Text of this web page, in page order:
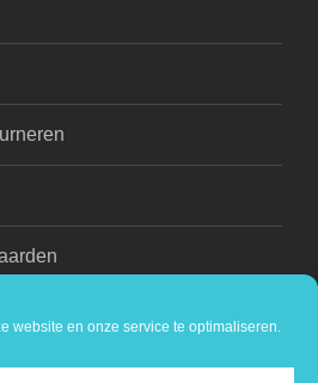
website en onze service te optimaliseren.